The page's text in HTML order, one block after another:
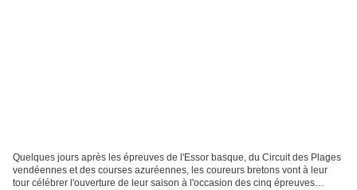
Quelques jours après les épreuves de l'Essor basque, du Circuit des Plages
vendéennes et des courses azuréennes, les coureurs bretons vont à leur
tour célébrer l'ouverture de leur saison à l'occasion des cinq épreuves